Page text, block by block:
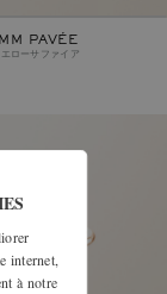
PAVÉE
ローサファイア
internet,
à notre